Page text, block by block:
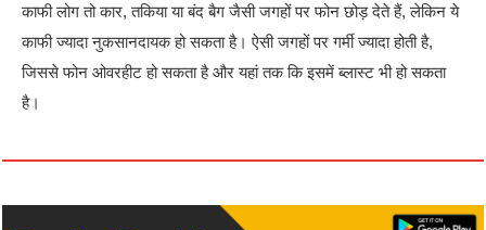
काफी लोग तो कार, तकिया या बंद बैग जैसी जगहों पर फोन छोड़ देते हैं, लेकिन ये
काफी ज्यादा नुकसानदायक हो सकता है। ऐसी जगहों पर गर्मी ज्यादा होती है,
जिससे फोन ओवरहीट हो सकता है और यहां तक कि इसमें ब्लास्ट भी हो सकता
है।